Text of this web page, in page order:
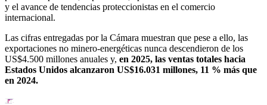
y el avance de tendencias proteccionistas en el comercio
internacional.
Las cifras entregadas por la Cámara muestran que pese a ello, las
exportaciones no minero-energéticas nunca descendieron de los
US$4.500 millones anuales y, en 2025, las ventas totales hacia
Estados Unidos alcanzaron US$16.031 millones, 11 % más que
en 2024.